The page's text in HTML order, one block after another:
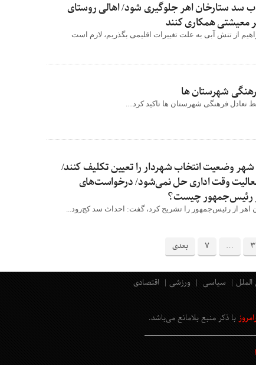
سد ستارخان اهر جلوگیری شود/ اهالی روستای
معیشتی همکاری کنند
از تنش آبی به علت تغییرات اقلیمی بگذریم، لازم است
شهرستان ها
تعادل فرهنگی شهرستان ها تاکید کرد....
وضعیت انتخاب شهردار را تعیین تکلیف کنند/
وقت اداری حل نمی‌شود/ درخواست‌های
رئیس‌جمهور چیست؟
اهر از رئیس‌جمهور را تشریح کرد، گفت: احداث سد کج‌رود...
3
…
7 بعدی
الملل سیاسی ورزشی اقتصادی
با ذکر منبع بلامانع می‌باشد.